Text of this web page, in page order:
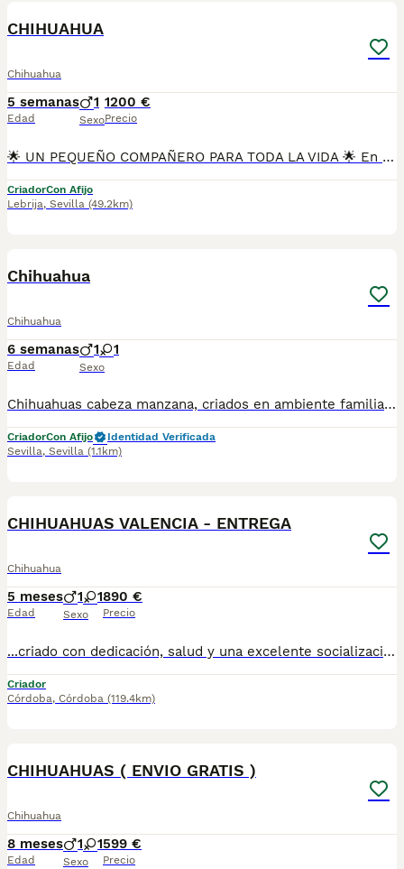
CHIHUAHUA
Chihuahua
5 semanas
Edad
1
Sexo
1200 €
Precio
🌟 UN PEQUEÑO COMPAÑERO PARA TODA LA VIDA 🌟 En Mascotas del Sur tenemos disponibles preciosos Chihuahuas Merle, una raza que destaca por su belleza, inteligencia y gran personalidad. Nuestros cachorros crecen en un ambiente familiar, recibiendo atención, cariño y una excelente socialización desde sus primeras semanas. Contamos con Núcleo Zoológico autorizado, licencia de apertura y código de explotación, garantizando una cría responsable y el bienestar de todos nuestros cachorros. 📍 Sevilla 📞 611 723 226 📸 Instagram: @mimascotasdelsur057 Nuestros cachorros se entregan: 🐾 Revisados por veterinario. 🐾 Con microchip. 🐾 Pasaporte y cartilla sanitaria. 🐾 Vacunados y desparasitados. 🐾 Contrato con garantías víricas y congénitas. 🚚 Envíos a toda España. (Gastos de transporte no incluidos en el precio del cachorro). Además disponemos de: 📱 Videollamada para conocer al cachorro antes de reservarlo. 🏡 Recogida en nuestras instalaciones. 🔒 Reserva y pago contrareembolso. 💶 El precio indicado en el anuncio es el precio real. 🐾 Nuestro compromiso es que cada cachorro encuentre una familia donde crezca rodeado de cariño, respeto y cuidados. Solo atendemos a personas realmente comprometidas con ofrecer un hogar estable y responsable. #Chihuahua #ChihuahuaMerle #ChihuahuaMini #ChihuahuaEspaña #CachorrosChihuahua #PerrosDeCompañia #MascotasDelSur057 #MascotasDelSur #CachorrosSevilla #CriaderoAutorizado #NucleoZoologico #PerrosFelices #CachorrosEspaña #AmorAnimal
CriadorCon Afijo
Lebrija, Sevilla (49.2km)
Chihuahua
Chihuahua
6 semanas
Edad
1 1
Sexo
Chihuahuas cabeza manzana, criados en ambiente familiar, cachorros sanos y de calidad, vacunados y desparasitados. No dude en ponerse en contacto para más información.
CriadorCon Afijo
Identidad Verificada
Sevilla, Sevilla (1.1km)
CHIHUAHUAS VALENCIA - ENTREGA
Chihuahua
5 meses
Edad
1 1
Sexo
890 €
Precio
...criado con dedicación, salud y una excelente socialización desde sus primeras semanas de vida, estaremos encantados de ayudarte. 🚚 Realizamos entregas en toda España, con especial frecuencia en **Andalucía**: Sevilla, Málaga, Cádiz, Córdoba, Granada, Jaén, Huelva y Almería. También entregamos habitualmente en Marbella, Jerez de la Frontera, Estepona, Fuengirola, Benalmádena, Mijas, Dos Hermanas y cualquier punto de España. **Entrega 100% a contrarreembolso.** No tendrás que adelantar el importe del cachorro. Lo recibirás en la puerta de tu casa mediante transporte especializado y podrás comprobar que todo está correcto antes de realizar el pago. Nuestros cachorros se entregan: ✅ Vacunados y desparasitados según su edad. ✅ Con microchip, cartilla veterinaria y documentación al día. ✅ Revisados veterinariamente antes de salir de nuestras instalaciones. ✅ Procedentes de excelentes líneas, seleccionadas por salud, carácter y morfología. ✅ Perfectamente socializados y acostumbrados al contacto diario con personas. ✅ Iniciados en el aprendizaje para hacer sus necesidades sobre empapador, facilitando su adaptación al nuevo hogar. ✅ Con asesoramiento personalizado antes y después de la entrega. Nuestro objetivo no es vender un cachorro más. Queremos que cada familia reciba un compañero sano, equilibrado y criado con el máximo cuidado desde el primer día. 📩 Si deseas fotografías, vídeos o más información, escríbenos por privado. Estaremos encantados de ayudarte a encontrar el compañero perfecto670864332 . . ..
Criador
Córdoba, Córdoba (119.4km)
CHIHUAHUAS ( ENVIO GRATIS )
Chihuahua
8 meses
Edad
1 1
Sexo
599 €
Precio